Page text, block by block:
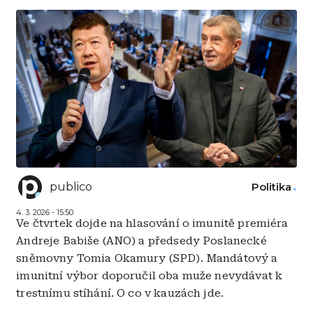
publico
4. 3. 2026 - 15:50
Politika
Ve čtvrtek dojde na hlasování o imunitě premiéra
Andreje Babiše (ANO) a předsedy Poslanecké
sněmovny Tomia Okamury (SPD). Mandátový a
imunitní výbor doporučil oba muže nevydávat k
trestnímu stíhání. O co v kauzách jde.